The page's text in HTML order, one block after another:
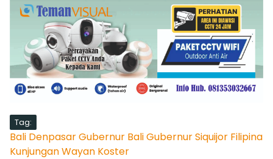
Tag:
Bali DenpasarGubernur BaliGubernur Siquijor Filipina
KunjunganWayan Koster